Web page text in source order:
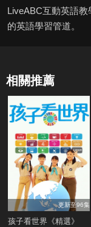
LiveABC互動英語
的英語學習管道。
相關推薦
更新至96集
孩子看世界《精選》